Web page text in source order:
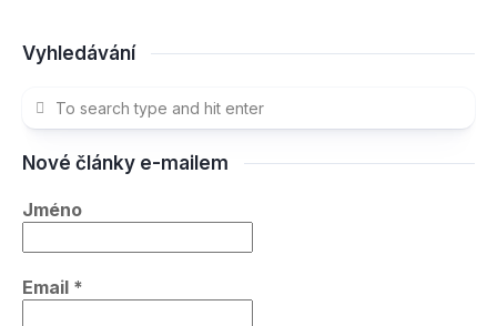
Vyhledávání
Nové články e-mailem
Jméno
Email *